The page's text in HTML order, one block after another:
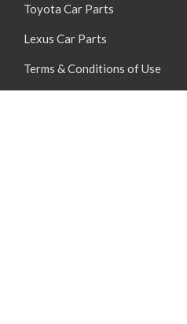
Toyota Car Parts
Lexus Car Parts
Terms & Conditions of Use